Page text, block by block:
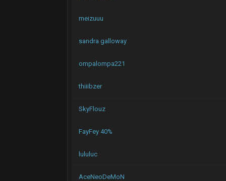
meizuuu
sandra galloway
ompalompa221
thiiibzer
SkyFlouz
FayFey 40%
lululuc
AceNeoDeMoN